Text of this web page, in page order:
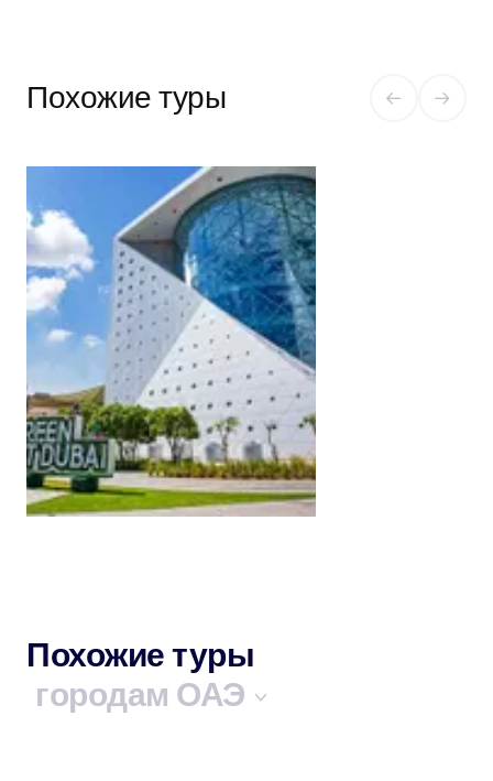
Похожие туры
DUBAI, UNITED ARAB EMIRATES
The Green Planet
2 Hours ОтRUB 2120.25
Похожие туры
городам ОАЭ